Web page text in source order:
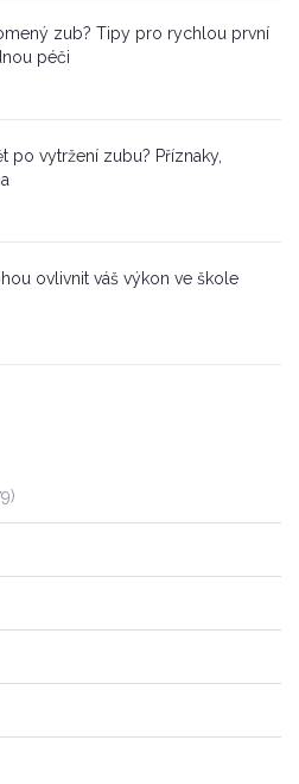
zub? Tipy pro rychlou první
péči
po vytržení zubu? Příznaky,
ovlivnit váš výkon ve škole